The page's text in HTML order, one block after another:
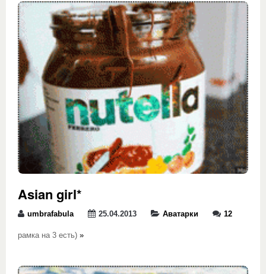
Asian girl*
umbrafabula 25.04.2013 Аватарки 12
рамка на 3 есть) »